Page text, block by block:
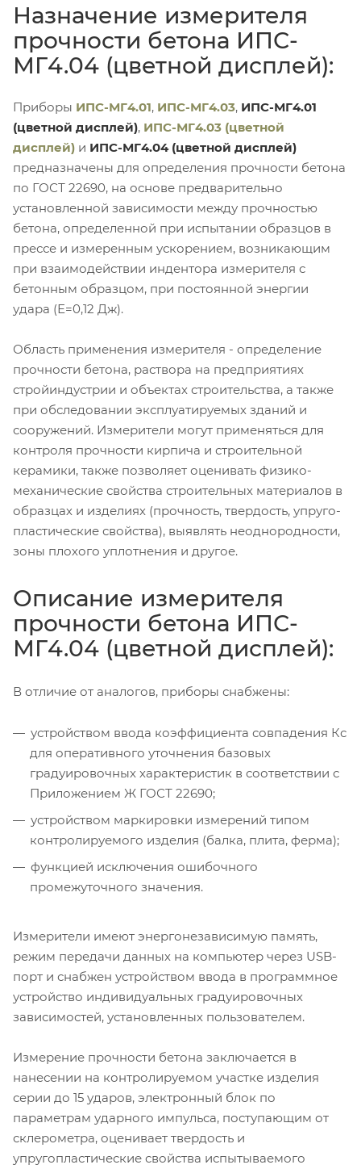
Назначение измерителя
прочности бетона ИПС-
МГ4.04 (цветной дисплей):
Приборы ИПС-МГ4.01, ИПС-МГ4.03, ИПС-МГ4.01
(цветной дисплей), ИПС-МГ4.03 (цветной
дисплей) и ИПС-МГ4.04 (цветной дисплей)
предназначены для определения прочности бетона
по ГОСТ 22690, на основе предварительно
установленной зависимости между прочностью
бетона, определенной при испытании образцов в
прессе и измеренным ускорением, возникающим
при взаимодействии индентора измерителя с
бетонным образцом, при постоянной энергии
удара (Е=0,12 Дж).
Область применения измерителя - определение
прочности бетона, раствора на предприятиях
стройиндустрии и объектах строительства, а также
при обследовании эксплуатируемых зданий и
сооружений. Измерители могут применяться для
контроля прочности кирпича и строительной
керамики, также позволяет оценивать физико-
механические свойства строительных материалов в
образцах и изделиях (прочность, твердость, упруго-
пластические свойства), выявлять неоднородности,
зоны плохого уплотнения и другое.
Описание измерителя
прочности бетона ИПС-
МГ4.04 (цветной дисплей):
В отличие от аналогов, приборы снабжены:
устройством ввода коэффициента совпадения Кс
для оперативного уточнения базовых
градуировочных характеристик в соответствии с
Приложением Ж ГОСТ 22690;
устройством маркировки измерений типом
контролируемого изделия (балка, плита, ферма);
функцией исключения ошибочного
промежуточного значения.
Измерители имеют энергонезависимую память,
режим передачи данных на компьютер через USB-
порт и снабжен устройством ввода в программное
устройство индивидуальных градуировочных
зависимостей, установленных пользователем.
Измерение прочности бетона заключается в
нанесении на контролируемом участке изделия
серии до 15 ударов, электронный блок по
параметрам ударного импульса, поступающим от
склерометра, оценивает твердость и
упругопластические свойства испытываемого